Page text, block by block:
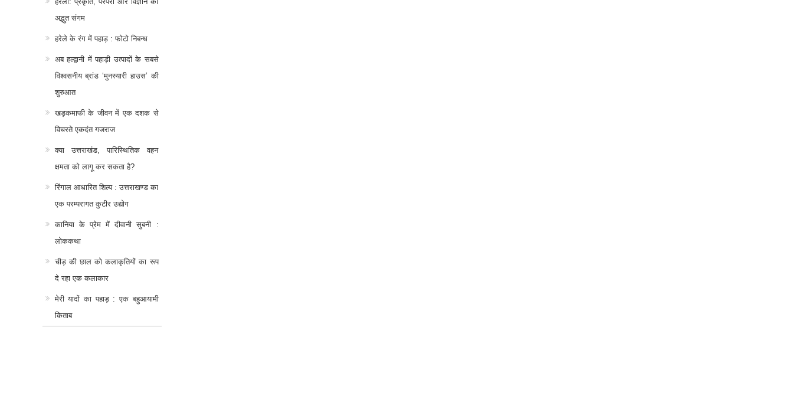
अद्भुत संगम
हरेले के रंग में पहाड़ : फोटो निबन्ध
अब हल्द्वानी में पहाड़ी उत्पादों के सबसे
विश्वसनीय ब्रांड ‘मुनस्यारी हाउस’ की
शुरुआत
खड़कमाफी के जीवन में एक दशक से
विचरते एकदंत गजराज
क्या उत्तराखंड, पारिस्थितिक वहन
क्षमता को लागू कर सकता है?
रिंगाल आधारित शिल्प : उत्तराखण्ड का
एक परम्परागत कुटीर उद्योग
कानिया के प्रेम में दीवानी सुबनी :
लोककथा
चीड़ की छाल को कलाकृतियों का रूप
दे रहा एक कलाकार
मेरी यादों का पहाड़ : एक बहुआयामी
किताब